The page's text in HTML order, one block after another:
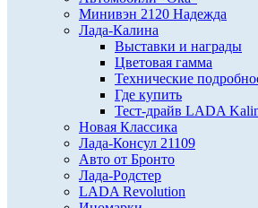
Минивэн 2120 Надежда
Лада-Калина
Выставки и награды
Цветовая гамма
Технические
Где купить
Тест-драйв LADA
Новая Классика
Лада-Консул 21109
Авто от Бронто
Лада-Родстер
LADA Revolution